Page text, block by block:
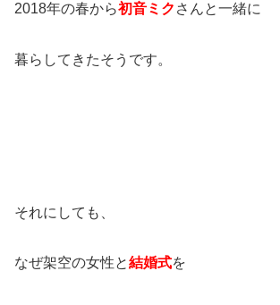
2018年の春から初音ミク さんと一緒に
暮らしてきたそうです。
それにしても、
なぜ架空の女性と結婚式を